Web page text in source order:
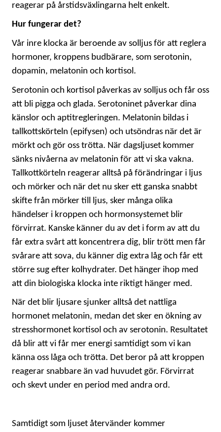
reagerar på årstidsväxlingarna helt enkelt.
Hur fungerar det?
Vår inre klocka är beroende av solljus för att reglera
hormoner, kroppens budbärare, som serotonin,
dopamin, melatonin och kortisol.
Serotonin och kortisol påverkas av solljus och får oss
att bli pigga och glada. Serotoninet påverkar dina
känslor och aptitregleringen. Melatonin bildas i
tallkottskörteln (epifysen) och utsöndras när det är
mörkt och gör oss trötta. När dagsljuset kommer
sänks nivåerna av melatonin för att vi ska vakna.
Tallkottkörteln reagerar alltså på förändringar i ljus
och mörker och när det nu sker ett ganska snabbt
skifte från mörker till ljus, sker många olika
händelser i kroppen och hormonsystemet blir
förvirrat. Kanske känner du av det i form av att du
får extra svårt att koncentrera dig, blir trött men får
svårare att sova, du känner dig extra låg och får ett
större sug efter kolhydrater. Det hänger ihop med
att din biologiska klocka inte riktigt hänger med.
När det blir ljusare sjunker alltså det nattliga
hormonet melatonin, medan det sker en ökning av
stresshormonet kortisol och av serotonin. Resultatet
då blir att vi får mer energi samtidigt som vi kan
känna oss låga och trötta. Det beror på att kroppen
reagerar snabbare än vad huvudet gör. Förvirrat
och skevt under en period med andra ord.
Samtidigt som ljuset återvänder kommer